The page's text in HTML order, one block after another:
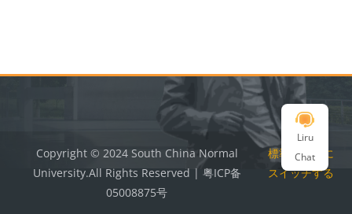
Liru
Chat
Copyright © 2024 South China Normal
University.All Rights Reserved | 粤ICP备
05008875号
標準テーマに
スイッチする